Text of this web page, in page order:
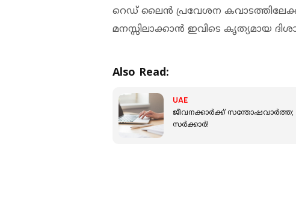
റെഡ് ലൈൻ പ്രവേശന
മനസ്സിലാക്കാൻ ഇവിടെ കൃത്യമായ
Also Read:
UAE
ജീവനക്കാർക്ക്
സർക്കാർ!